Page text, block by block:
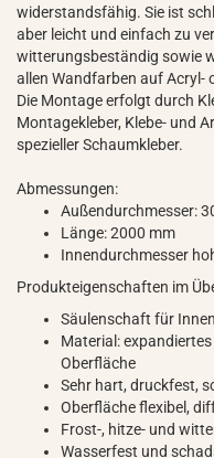
widerstandsfähig. Sie ist
aber leicht und einfach zu
witterungsbeständig sowie
allen Wandfarben auf Acryl-
Die Montage erfolgt durch
Montagekleber, Klebe- und
spezieller Schaumkleber.
Abmessungen:
Außendurchmesser:
Länge: 2000 mm
Innendurchmesser
Produkteigenschaften im
Säulenschaft für
Material:
Oberfläche
Sehr hart, druckfest,
Oberfläche flexibel,
Frost-, hitze- und
Wasserfest und